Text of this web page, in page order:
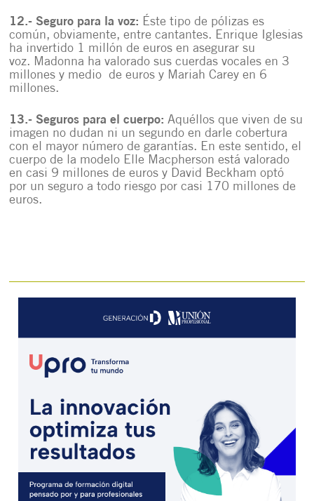
12.- Seguro para la voz: Éste tipo de pólizas es
común, obviamente, entre cantantes. Enrique Iglesias
ha invertido 1 millón de euros en asegurar su
voz. Madonna ha valorado sus cuerdas vocales en 3
millones y medio de euros y Mariah Carey en 6
millones.
13.- Seguros para el cuerpo:Aquéllos que viven de su
imagen no dudan ni un segundo en darle cobertura
con el mayor número de garantías. En este sentido, el
cuerpo de la modelo Elle Macpherson está valorado
en casi 9 millones de euros y David Beckham optó
por un seguro a todo riesgo por casi 170 millones de
euros.